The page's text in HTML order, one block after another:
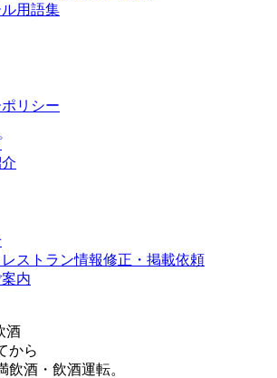
用語集
リシー
ストラン情報修正・掲載依頼
内
から
飲酒・飲酒運転。